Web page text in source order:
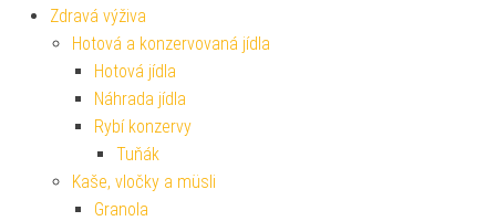
Zdravá výživa
Hotová a konzervovaná jídla
Hotová jídla
Náhrada jídla
Rybí konzervy
Tuňák
Kaše, vločky a müsli
Granola